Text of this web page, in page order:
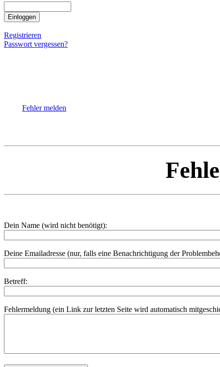
Registrieren
Passwort vergessen?
Fehler melden
Dein Name (wird nicht benötigt):
Deine Emailadresse (nur, falls eine Benachrichtigung der
Betreff:
Fehlermeldung (ein Link zur letzten Seite wird automatisch